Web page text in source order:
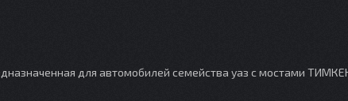
для автомобилей семейства уаз с мостами